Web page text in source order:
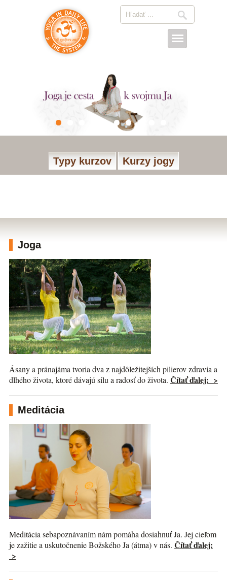
Typy kurzov Kurzy jogy
Joga
Ásany a pránajáma tvoria dva z najdôležitejších pilierov zdravia a
dlhého života, ktoré dávajú silu a radosť do života. Čítať ďalej: >
Meditácia
Meditácia sebapoznávaním nám pomáha dosiahnuť Ja. Jej cieľom
je zažitie a uskutočnenie Božského Ja (átma) v nás. Čítať ďalej:
>